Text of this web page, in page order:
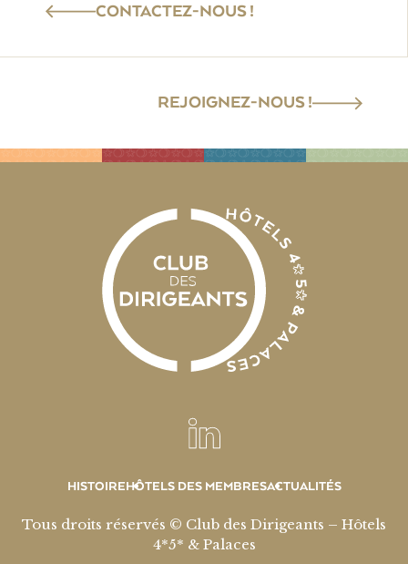
CONTACTEZ-NOUS !
REJOIGNEZ-NOUS !
HISTOIREHÔTELS DES MEMBRESACTUALITÉS
Tous droits réservés © Club des Dirigeants – Hôtels
4*5* & Palaces